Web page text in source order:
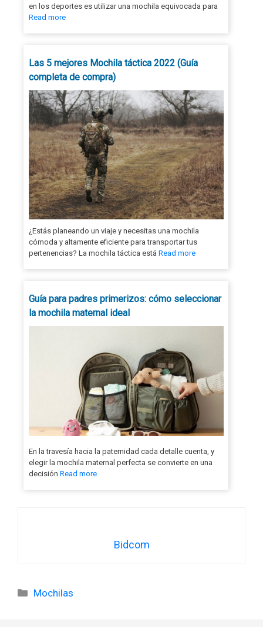
en los deportes es utilizar una mochila equivocada para
Read more
Las 5 mejores Mochila táctica 2022 (Guía
completa de compra)
¿Estás planeando un viaje y necesitas una mochila
cómoda y altamente eficiente para transportar tus
pertenencias? La mochila táctica está Read more
Guía para padres primerizos: cómo seleccionar
la mochila maternal ideal
En la travesía hacia la paternidad cada detalle cuenta, y
elegir la mochila maternal perfecta se convierte en una
decisión Read more
Bidcom
Categorías
Mochilas